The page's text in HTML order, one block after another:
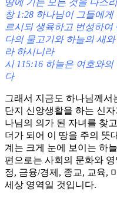
땅에 기는 모든 것을 다스
창 1:28 하나님이 그들에
르시되 생육하고 번성하
다의 물고기와 하늘의 새
라 하시니라
시 115:16 하늘은 여호와
다
그래서 지금도 하나님께서
단지 신앙생활을 하는 신
나님의 의가 된 자녀를 찾
더가 되어 이 땅을 주의 뜻
계는 크게 눈에 보이는 하
편으로는 사회의 문화와
정, 금융/경제, 종교, 교육,
세상 영역일 것입니다.